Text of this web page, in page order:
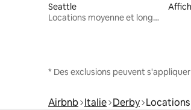
Seattle
Locations moyenne et longue durée
* Des exclusions peuvent
Airbnb Italie Derby